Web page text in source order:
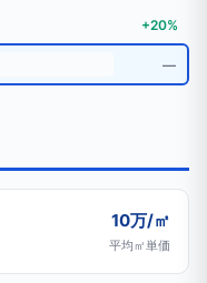
+20%
―
10万/㎡
平均㎡単価